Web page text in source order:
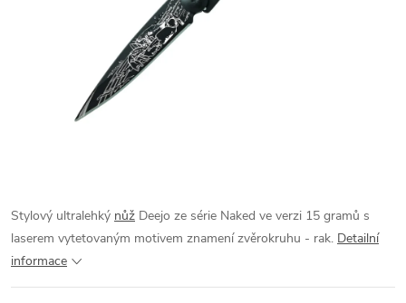
Stylový ultralehký nůž Deejo ze série Naked ve verzi 15 gramů s
laserem vytetovaným motivem znamení zvěrokruhu - rak. Detailní
informace